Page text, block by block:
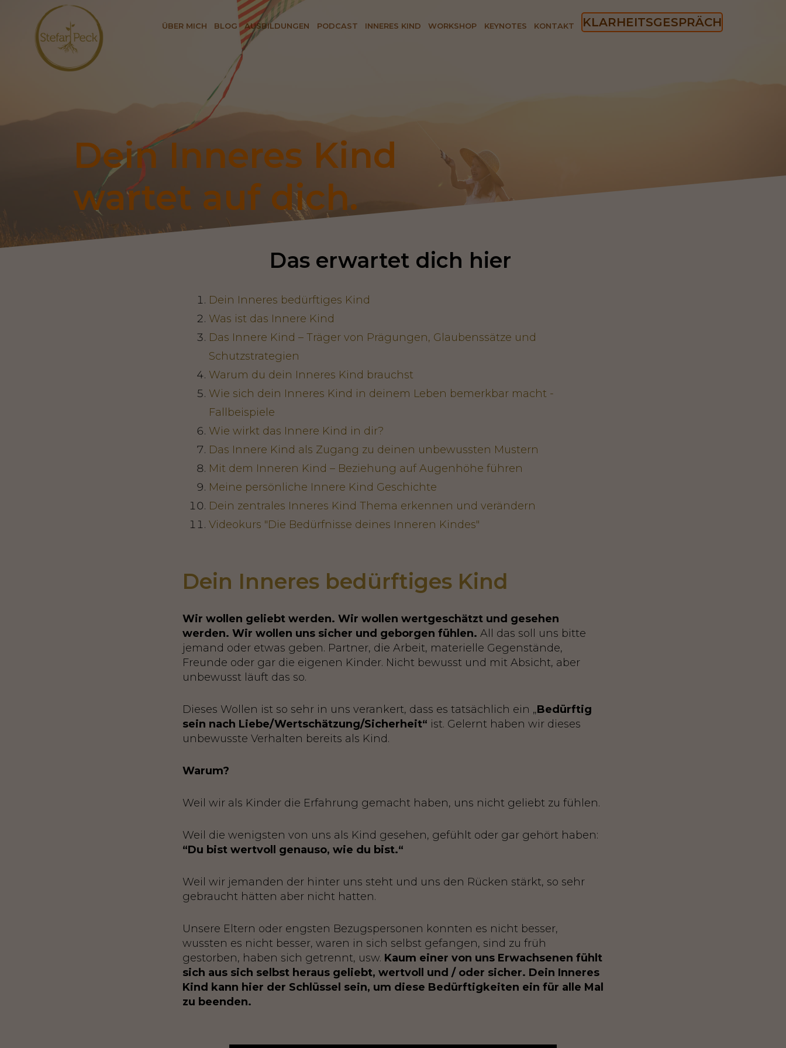
ÜBER MICH BLOG AUSBILDUNGEN PODCAST INNERES KIND WORKSHOP KEYNOTES KONTAKT KLARHEITSGESPRÄCH
Dein Inneres Kind
wartet auf dich.
Das erwartet dich hier
Dein Inneres bedürftiges Kind
Was ist das Innere Kind
Das Innere Kind – Träger von Prägungen, Glaubenssätze und
Schutzstrategien
Warum du dein Inneres Kind brauchst
Wie sich dein Inneres Kind in deinem Leben bemerkbar macht -
Fallbeispiele
Wie wirkt das Innere Kind in dir?
Das Innere Kind als Zugang zu deinen unbewussten Mustern
Mit dem Inneren Kind – Beziehung auf Augenhöhe führen
Meine persönliche Innere Kind Geschichte
Dein zentrales Inneres Kind Thema erkennen und verändern
Videokurs "Die Bedürfnisse deines Inneren Kindes"
Dein Inneres bedürftiges Kind
Wir wollen geliebt werden. Wir wollen wertgeschätzt und gesehen
werden. Wir wollen uns sicher und geborgen fühlen. All das soll uns bitte
jemand oder etwas geben. Partner, die Arbeit, materielle Gegenstände,
Freunde oder gar die eigenen Kinder. Nicht bewusst und mit Absicht, aber
unbewusst läuft das so.
Dieses Wollen ist so sehr in uns verankert, dass es tatsächlich ein „Bedürftig
sein nach Liebe/Wertschätzung/Sicherheit“ ist. Gelernt haben wir dieses
unbewusste Verhalten bereits als Kind.
Warum?
Weil wir als Kinder die Erfahrung gemacht haben, uns nicht geliebt zu fühlen.
Weil die wenigsten von uns als Kind gesehen, gefühlt oder gar gehört haben:
“Du bist wertvoll genauso, wie du bist.“
Weil wir jemanden der hinter uns steht und uns den Rücken stärkt, so sehr
gebraucht hätten aber nicht hatten.
Unsere Eltern oder engsten Bezugspersonen konnten es nicht besser,
wussten es nicht besser, waren in sich selbst gefangen, sind zu früh
gestorben, haben sich getrennt, usw. Kaum einer von uns Erwachsenen fühlt
sich aus sich selbst heraus geliebt, wertvoll und / oder sicher. Dein Inneres
Kind kann hier der Schlüssel sein, um diese Bedürftigkeiten ein für alle Mal
zu beenden.